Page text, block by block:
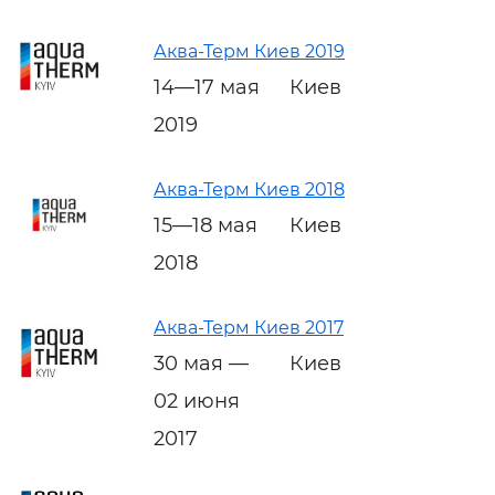
Аква-Терм Киев 2019
14—17 мая
2019
Киев
Аква-Терм Киев 2018
15—18 мая
2018
Киев
Аква-Терм Киев 2017
30 мая —
02 июня
2017
Киев